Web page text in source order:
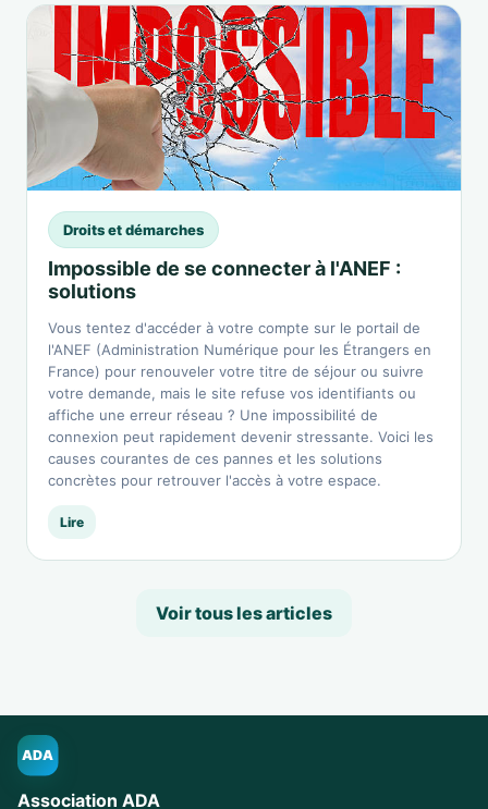
Droits et démarches
Impossible de se connecter à l'ANEF :
solutions
Vous tentez d'accéder à votre compte sur le portail de
l'ANEF (Administration Numérique pour les Étrangers en
France) pour renouveler votre titre de séjour ou suivre
votre demande, mais le site refuse vos identifiants ou
affiche une erreur réseau ? Une impossibilité de
connexion peut rapidement devenir stressante. Voici les
causes courantes de ces pannes et les solutions
concrètes pour retrouver l'accès à votre espace.
Lire
Voir tous les articles
ADA
Association ADA